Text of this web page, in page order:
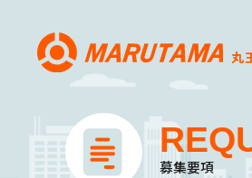
丸
募集要項